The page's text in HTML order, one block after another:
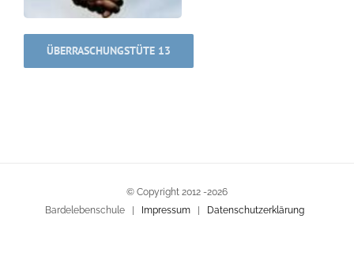
ÜBERRASCHUNGSTÜTE 13
© Copyright 2012 -2026
Bardelebenschule | Impressum | Datenschutzerklärung